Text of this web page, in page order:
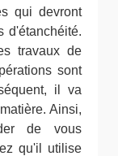
qui devront
d'étanchéité.
travaux de
sont
il va
Ainsi,
de vous
qu'il utilise